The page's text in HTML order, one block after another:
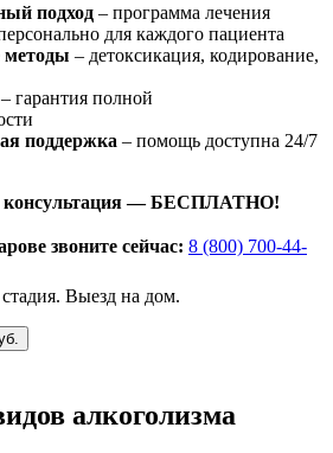
подход – программа лечения
для каждого пациента
– детоксикация, кодирование,
– гарантия полной
поддержка – помощь доступна 24/7
консультация — БЕСПЛАТНО!
звоните сейчас: 8 (800) 700-44-
Выезд на дом.
алкоголизма